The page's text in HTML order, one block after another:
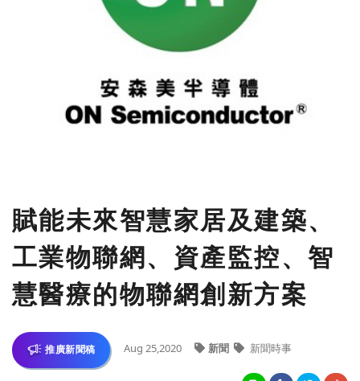
賦能未來智慧家居及建築、
工業物聯網、資產監控、智
慧醫療的物聯網創新方案
推廣新聞稿 Aug 25,2020 新聞 新聞時事